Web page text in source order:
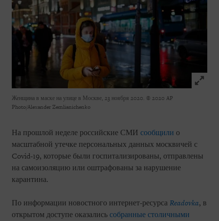
Click
Женщина в маске на улице в Москве, 23 ноября 2020. © 2020 AP
Photo/Alexander Zemlianichenko
На прошлой неделе российские СМИ сообщили о
масштабной утечке персональных данных москвичей с
Covid-19, которые были госпитализированы, отправлены
на самоизоляцию или оштрафованы за нарушение
карантина.
По информации новостного интернет-ресурса Readovka, в
открытом доступе оказались собранные столичными